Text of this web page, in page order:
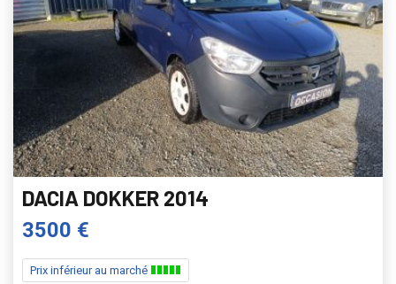
DACIA DOKKER 2014
3500 €
Prix inférieur au marché